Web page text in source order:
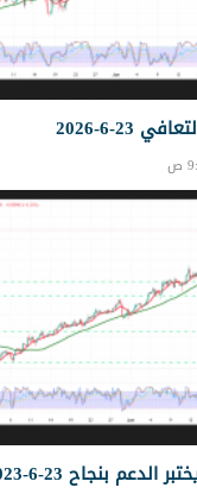
6-2026
بنجاح 23-6-2023